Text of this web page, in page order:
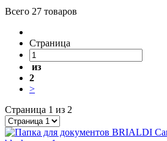
Всего 27 товаров
Страница
из
2
>
Страница 1 из 2